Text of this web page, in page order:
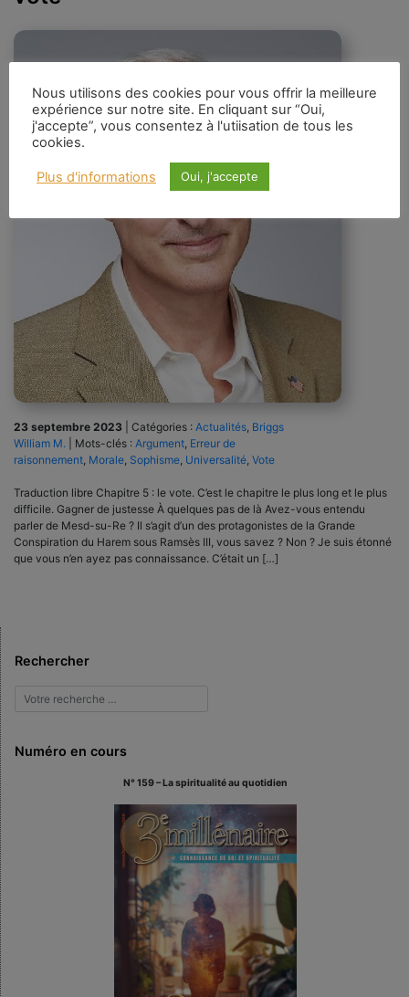
23 septembre 2023 Catégories : Actualités, Briggs
William M.
Mots-clés : Argument, Erreur de
raisonnement, Morale, Sophisme, Universalité, Vote
Traduction libre Chapitre 5 : le vote. C’est le chapitre le plus long et le plus
difficile. Gagner de justesse À quelques pas de là Avez-vous entendu
parler de Mesd-su-Re ? Il s’agit d’un des protagonistes de la Grande
Conspiration du Harem sous Ramsès III, vous savez ? Non ? Je suis étonné
que vous n’en ayez pas connaissance. C’était un […]
Rechercher
Numéro en cours
N° 159 – La spiritualité au quotidien
Nous utilisons des cookies pour vous offrir la meilleure
expérience sur notre site. En cliquant sur “Oui,
j'accepte”, vous consentez à l'utiisation de tous les
cookies.
Plus d'informations Oui, j'accepte